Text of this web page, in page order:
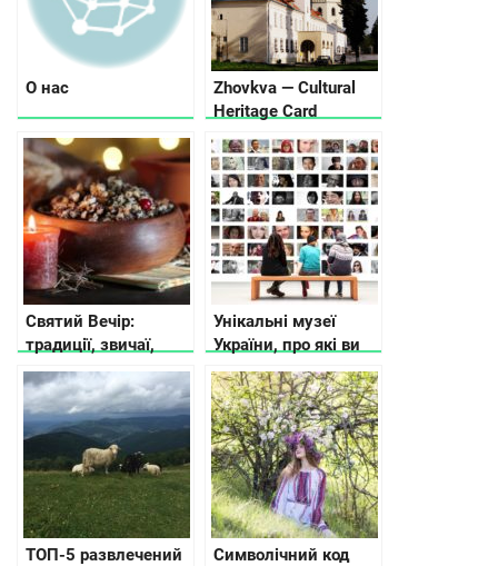
О нас
Zhovkva — Cultural
Heritage Card
Святий Вечір:
традиції, звичаї,
прикмети
Унікальні музеї
України, про які ви
не чули
ТОП-5 развлечений
Символічний код